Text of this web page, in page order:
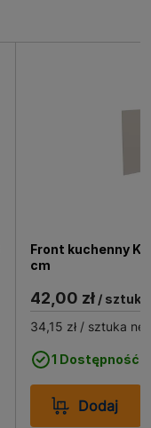
Front kuchenny
cm
42,00 zł/
34,15 zł/ sztuka
1 Dostępność
Dodaj